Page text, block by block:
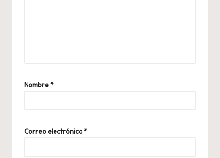
Nombre*
Correo electrónico*